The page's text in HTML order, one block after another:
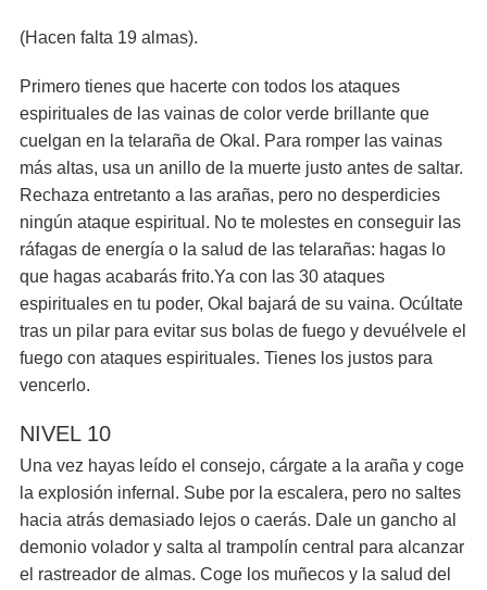
(Hacen falta 19 almas).
Primero tienes que hacerte con todos los ataques
espirituales de las vainas de color verde brillante que
cuelgan en la telaraña de Okal. Para romper las vainas
más altas, usa un anillo de la muerte justo antes de saltar.
Rechaza entretanto a las arañas, pero no desperdicies
ningún ataque espiritual. No te molestes en conseguir las
ráfagas de energía o la salud de las telarañas: hagas lo
que hagas acabarás frito.Ya con las 30 ataques
espirituales en tu poder, Okal bajará de su vaina. Ocúltate
tras un pilar para evitar sus bolas de fuego y devuélvele el
fuego con ataques espirituales. Tienes los justos para
vencerlo.
NIVEL 10
Una vez hayas leído el consejo, cárgate a la araña y coge
la explosión infernal. Sube por la escalera, pero no saltes
hacia atrás demasiado lejos o caerás. Dale un gancho al
demonio volador y salta al trampolín central para alcanzar
el rastreador de almas. Coge los muñecos y la salud del